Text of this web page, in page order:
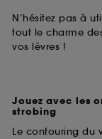
N’hésitez pas à
tout le charme
vos lèvres !
Jouez avec les
strobing
Le contouring du